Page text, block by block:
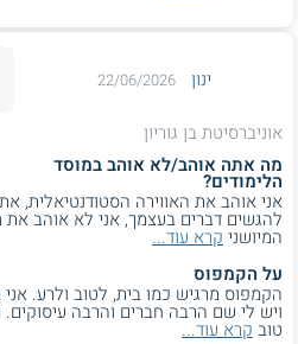
ינון 22/06/2026
אוניברסיטת בן גוריון
מה אתה אוהב/לא אוהב במוסד
הלימודים?
אני אוהב את האווירה הסטודנטיאלית,
להגשים דברים בעצמך, אני לא אוהב את
המיושני קרא עוד...
על הקמפוס
הקמפוס מרגיש כמו בית, לטוב ולרע.
ויש לי שם הרבה חברים והרבה עיסוקים.
טוב קרא עוד...